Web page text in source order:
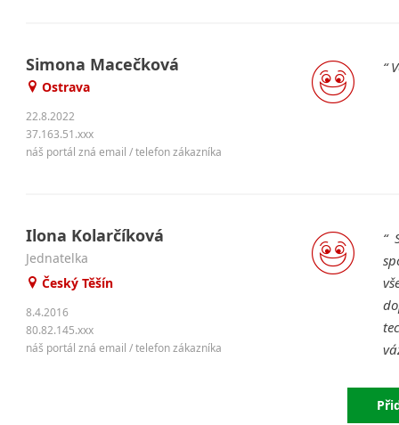
Simona Macečková
Ostrava
22.8.2022
37.163.51.xxx
náš portál zná email / telefon zákazníka
Ilona Kolarčíková
jednatelka
Český Těšín
8.4.2016
80.82.145.xxx
náš portál zná email / telefon zákazníka